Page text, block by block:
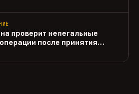
проверит нелегальные
после принятия